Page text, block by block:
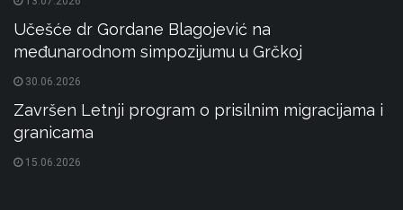
Učešće dr Gordane Blagojević na
međunarodnom simpozijumu u Grčkoj
30.06.2026
Završen Letnji program o prisilnim migracijama i
granicama
15.06.2026